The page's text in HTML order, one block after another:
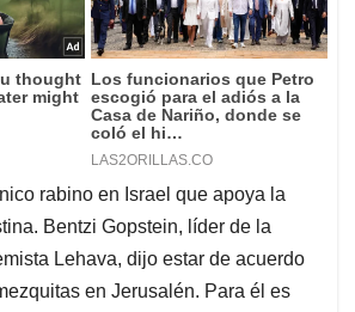
rabino en Israel que apoya la
Bentzi Gopstein, líder de la
Lehava, dijo estar de acuerdo
en Jerusalén. Para él es